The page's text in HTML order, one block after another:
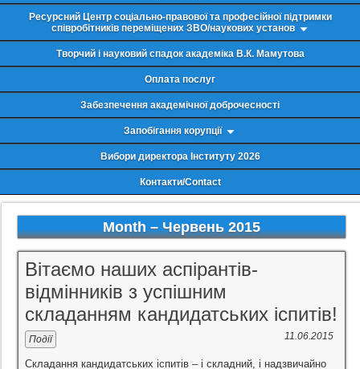
Ресурсний Центр соціально-правової та професійної підтримки
співробітників переміщених ЗВО/наукових установ
Творчий і науковий спадок академіка В.К. Мамутова
Оплата послуг
Забезпечення академічної доброчесності
Запобігання корупції
Вибори директора Інституту 2026
Контакти/Contact
Month – Червень 2015
Вітаємо наших аспірантів-
відмінників з успішним
складанням кандидатських іспитів!
11.06.2015
Події
Складання кандидатських іспитів – і складний, і надзвичайно